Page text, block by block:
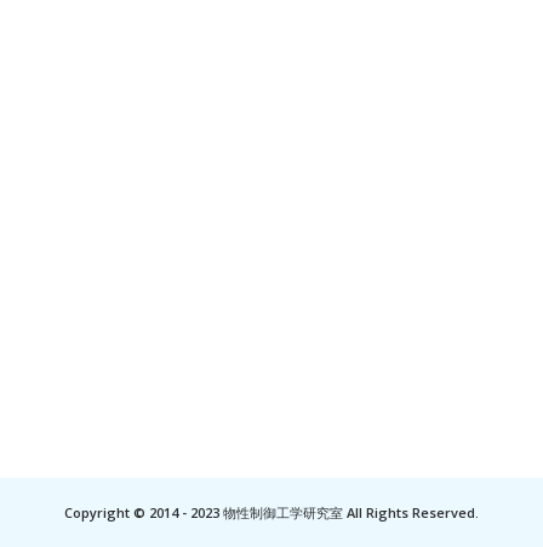
Copyright © 2014 - 2023 物性制御工学研究室 All Rights Reserved.